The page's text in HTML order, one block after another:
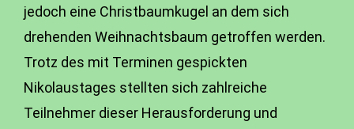
jedoch eine Christbaumkugel an dem sich
drehenden Weihnachtsbaum getroffen werden.
Trotz des mit Terminen gespickten
Nikolaustages stellten sich zahlreiche
Teilnehmer dieser Herausforderung und